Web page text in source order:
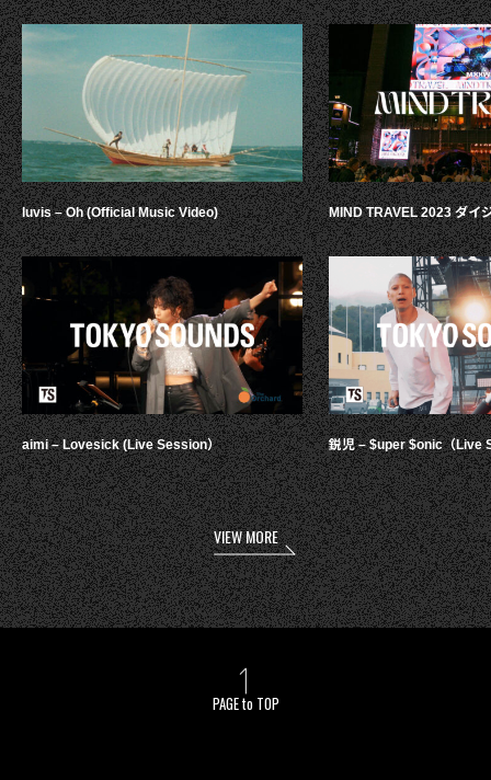
luvis – Oh (Official Music Video)
aimi – Lovesick (Live Session）
MIND TRAVEL 2023 ダイ
鋭児 – $uper $onic（Live
VIEW MORE
PAGE to TOP